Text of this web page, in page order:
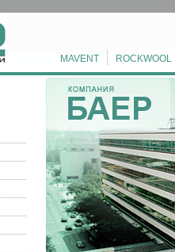
MAVENT ROCKWOOL